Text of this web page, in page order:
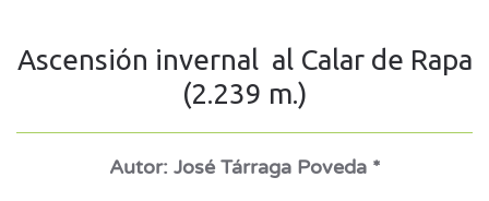
Ascensión invernal al Calar de Rapa
(2.239 m.)
Autor: José Tárraga Poveda *